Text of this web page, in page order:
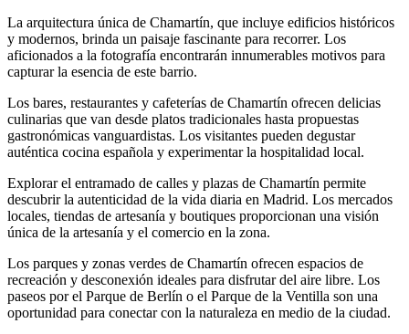
La arquitectura única de Chamartín, que incluye edificios históricos
y modernos, brinda un paisaje fascinante para recorrer. Los
aficionados a la fotografía encontrarán innumerables motivos para
capturar la esencia de este barrio.
Los bares, restaurantes y cafeterías de Chamartín ofrecen delicias
culinarias que van desde platos tradicionales hasta propuestas
gastronómicas vanguardistas. Los visitantes pueden degustar
auténtica cocina española y experimentar la hospitalidad local.
Explorar el entramado de calles y plazas de Chamartín permite
descubrir la autenticidad de la vida diaria en Madrid. Los mercados
locales, tiendas de artesanía y boutiques proporcionan una visión
única de la artesanía y el comercio en la zona.
Los parques y zonas verdes de Chamartín ofrecen espacios de
recreación y desconexión ideales para disfrutar del aire libre. Los
paseos por el Parque de Berlín o el Parque de la Ventilla son una
oportunidad para conectar con la naturaleza en medio de la ciudad.